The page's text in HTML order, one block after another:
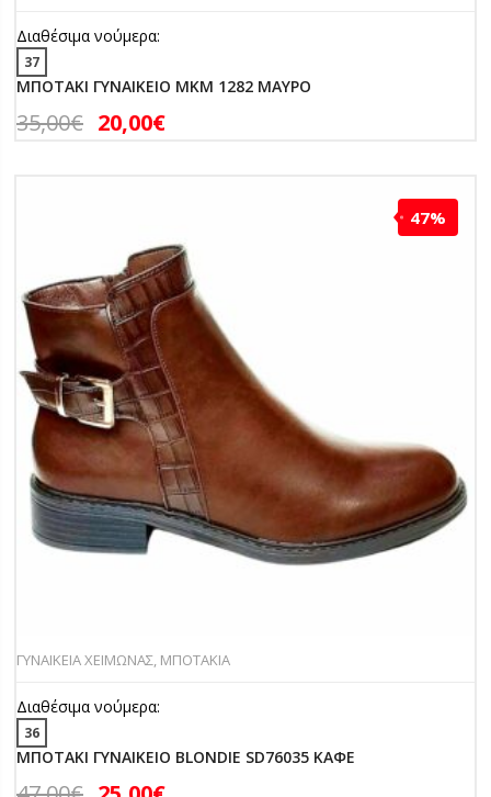
Διαθέσιμα νούμερα:
37
ΜΠΟΤΑΚΙ ΓΥΝΑΙΚΕΙΟ MKM 1282 ΜΑΥΡΟ
35,00€ 20,00€
47%
ΓΥΝΑΙΚΕΙΑ ΧΕΙΜΩΝΑΣ, ΜΠΟΤΑΚΙΑ
Διαθέσιμα νούμερα:
36
ΜΠΟΤΑΚΙ ΓΥΝΑΙΚΕΙΟ BLONDIE SD76035 ΚΑΦΕ